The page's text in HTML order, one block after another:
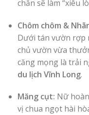
chắn sẽ làm “xiêu
Chôm chôm &
Dưới tán vườn rợp
chủ vườn vừa
căng mọng là trải
du lịch Vĩnh Long.
Măng cụt: Nữ
vị chua ngọt hài